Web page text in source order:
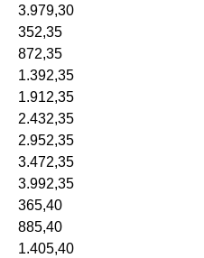
3.979,30
352,35
872,35
1.392,35
1.912,35
2.432,35
2.952,35
3.472,35
3.992,35
365,40
885,40
1.405,40